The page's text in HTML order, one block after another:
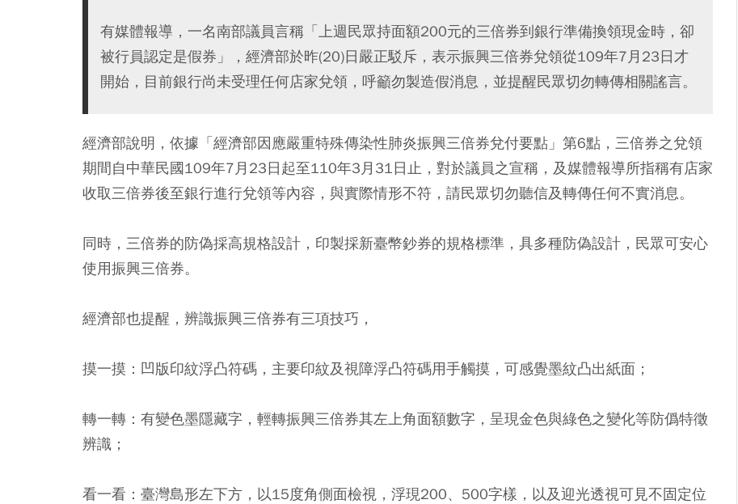
有媒體報導，一名南部議員言稱「上週民眾持面額200元的三倍券到銀行準備換領現金時，卻
被行員認定是假券」，經濟部於昨(20)日嚴正駁斥，表示振興三倍券兌領從109年7月23日才
開始，目前銀行尚未受理任何店家兌領，呼籲勿製造假消息，並提醒民眾切勿轉傳相關謠言。
經濟部說明，依據「經濟部因應嚴重特殊傳染性肺炎振興三倍券兌付要點」第6點，三倍券之兌領
期間自中華民國109年7月23日起至110年3月31日止，對於議員之宣稱，及媒體報導所指稱有店家
收取三倍券後至銀行進行兌領等內容，與實際情形不符，請民眾切勿聽信及轉傳任何不實消息。
同時，三倍券的防偽採高規格設計，印製採新臺幣鈔券的規格標準，具多種防偽設計，民眾可安心
使用振興三倍券。
經濟部也提醒，辨識振興三倍券有三項技巧，
摸一摸 ：凹版印紋浮凸符碼，主要印紋及視障浮凸符碼用手觸摸，可感覺墨紋凸出紙面；
轉一轉 ：有變色墨隱藏字，輕轉振興三倍券其左上角面額數字，呈現金色與綠色之變化等防僞特徵
辨識；
看一看 ：臺灣島形左下方，以15度角側面檢視，浮現200、500字樣，以及迎光透視可見不固定位